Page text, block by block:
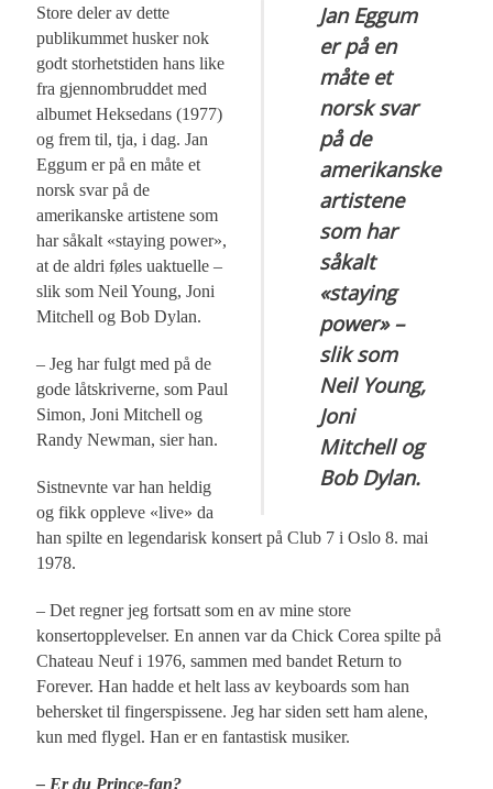
Jan Eggum
er på en
måte et
norsk svar
på de
amerikanske
artistene
som har
såkalt
«staying
power» –
slik som
Neil Young,
Joni
Mitchell og
Bob Dylan.
Store deler av dette
publikummet husker nok
godt storhetstiden hans like
fra gjennombruddet med
albumet Heksedans (1977)
og frem til, tja, i dag. Jan
Eggum er på en måte et
norsk svar på de
amerikanske artistene som
har såkalt «staying power»,
at de aldri føles uaktuelle –
slik som Neil Young, Joni
Mitchell og Bob Dylan.
– Jeg har fulgt med på de
gode låtskriverne, som Paul
Simon, Joni Mitchell og
Randy Newman, sier han.
Sistnevnte var han heldig
og fikk oppleve «live» da
han spilte en legendarisk konsert på Club 7 i Oslo 8. mai
1978.
– Det regner jeg fortsatt som en av mine store
konsertopplevelser. En annen var da Chick Corea spilte på
Chateau Neuf i 1976, sammen med bandet Return to
Forever. Han hadde et helt lass av keyboards som han
behersket til fingerspissene. Jeg har siden sett ham alene,
kun med flygel. Han er en fantastisk musiker.
– Er du Prince-fan?